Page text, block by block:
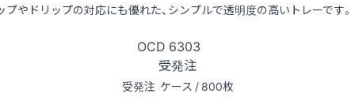
プやドリップの対応にも優れた、シンプルで透明度の高いトレーです。
OCD 6303
受発注
受発注 ケース / 800枚